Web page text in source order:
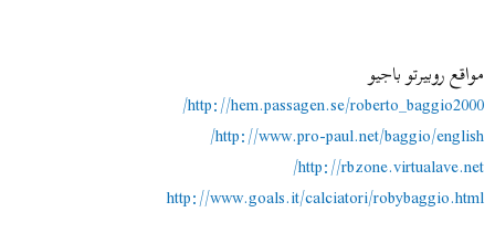
مواقع روبيرتو باجيو
http://hem.passagen.se/roberto_baggio2000/
http://www.pro-paul.net/baggio/english/
http://rbzone.virtualave.net/
http://www.goals.it/calciatori/robybaggio.html